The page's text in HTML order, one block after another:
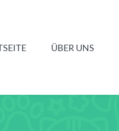
ÜBER UNS